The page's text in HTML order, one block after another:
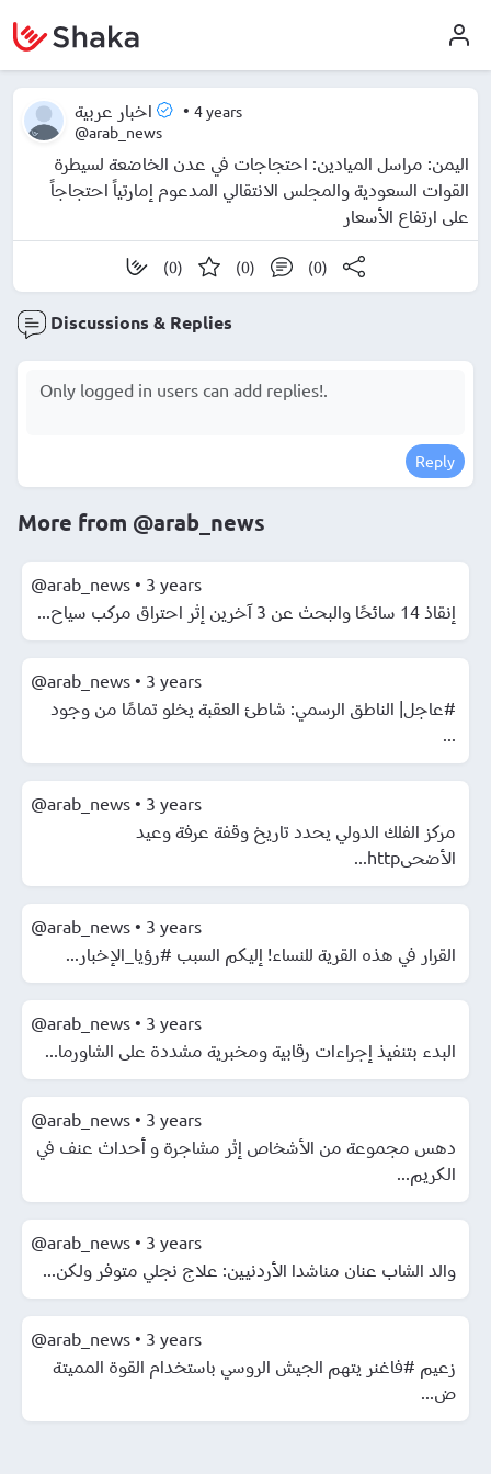
اخبار عربية • 4 years
@arab_news
اليمن: مراسل الميادين: احتجاجات في عدن الخاضعة لسيطرة
القوات السعودية والمجلس الانتقالي المدعوم إمارتياً احتجاجاً
على ارتفاع الأسعار
(0) (0) (0)
Discussions & Replies
Reply
More from @arab_news
@arab_news • 3 years
إنقاذ 14 سائحًا والبحث عن 3 آخرين إثر احتراق مركب سياح...
@arab_news • 3 years
#عاجل| الناطق الرسمي: شاطئ العقبة يخلو تمامًا من وجود
...
@arab_news • 3 years
مركز الفلك الدولي يحدد تاريخ وقفة عرفة وعيد
الأضحىhttp...
@arab_news • 3 years
القرار في هذه القرية للنساء! إليكم السبب #رؤيا_الإخبار...
@arab_news • 3 years
البدء بتنفيذ إجراءات رقابية ومخبرية مشددة على الشاورما...
@arab_news • 3 years
دهس مجموعة من الأشخاص إثر مشاجرة و أحداث عنف في
الكريم...
@arab_news • 3 years
والد الشاب عنان مناشدا الأردنيين: علاج نجلي متوفر ولكن...
@arab_news • 3 years
زعيم #فاغنر يتهم الجيش الروسي باستخدام القوة المميتة
ض...